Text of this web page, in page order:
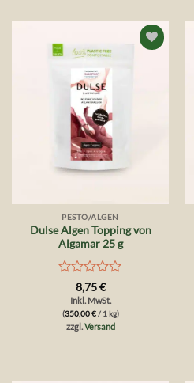
PESTO/ALGEN
Dulse Algen Topping von
Algamar 25 g
Bewertet
mit
0
von
8,75€
Inkl. MwSt.
(350,00€/ 1 kg)
zzgl.Versand